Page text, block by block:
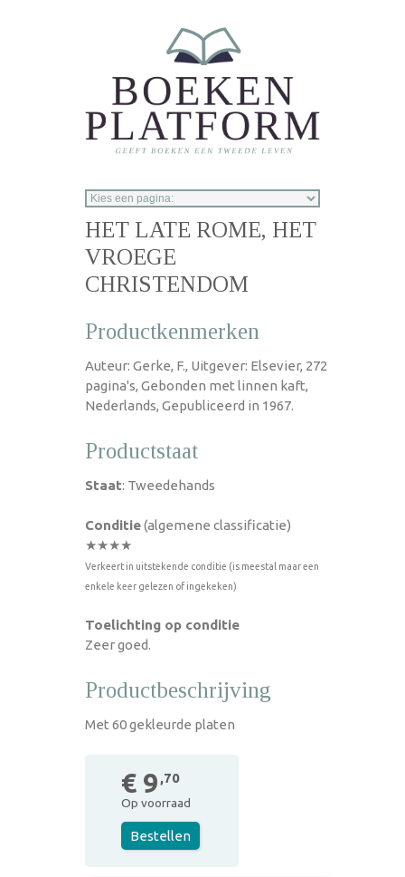
HET LATE ROME, HET
VROEGE
CHRISTENDOM
Productkenmerken
Auteur: Gerke, F., Uitgever: Elsevier, 272
pagina's, Gebonden met linnen kaft,
Nederlands, Gepubliceerd in 1967.
Productstaat
Staat: Tweedehands
Conditie(algemene classificatie)
★★★★
Verkeert in uitstekende conditie (is meestal maar een
enkele keer gelezen of ingekeken)
Toelichting op conditie
Zeer goed.
Productbeschrijving
Met 60 gekleurde platen
€ 9 ,70
Op voorraad
Bestellen